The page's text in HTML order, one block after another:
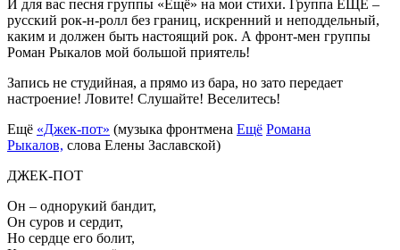
И для вас песня группы «Ещё» на мои стихи. Группа ЕЩЁ –
русский рок-н-ролл без границ, искренний и неподдельный,
каким и должен быть настоящий рок. А фронт-мен группы
Роман Рыкалов мой большой приятель!
Запись не студийная, а прямо из бара, но зато передает
настроение! Ловите! Слушайте! Веселитесь!
Ещё «Джек-пот» (музыка фронтмена Ещё Романа
Рыкалов, слова Елены Заславской)
ДЖЕК-ПОТ
Он – однорукий бандит,
Он суров и сердит,
Но сердце его болит,